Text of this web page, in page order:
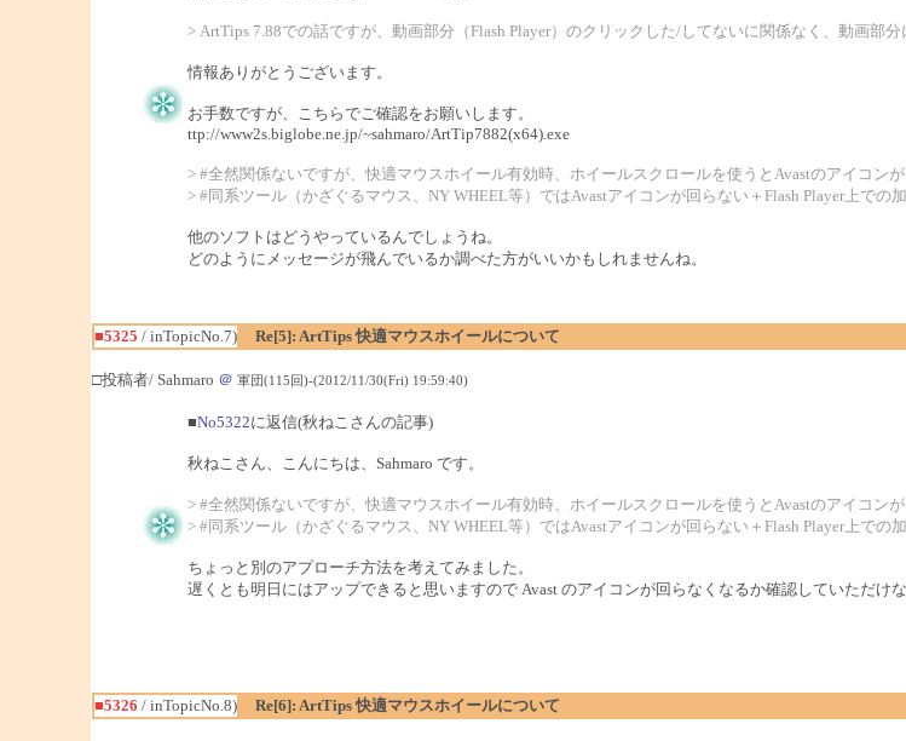
> ArtTips 7.88での話ですが、動画部分（Flash Player）のクリックした/してないに関係なく、動画部
情報ありがとうございます。
お手数ですが、こちらでご確認をお願いします。
ttp://www2s.biglobe.ne.jp/~sahmaro/ArtTip7882(x64).exe
> #全然関係ないですが、快適マウスホイール有効時、ホイールスクロールを使うとAvastのアイコン
> #同系ツール（かざぐるマウス、NY WHEEL等）ではAvastアイコンが回らない＋Flash Player上で
他のソフトはどうやっているんでしょうね。
どのようにメッセージが飛んでいるか調べた方がいいかもしれませんね。
■5325 / inTopicNo.7)
Re[5]: ArtTips 快適マウスホイールについて
□投稿者/ Sahmaro ＠ 軍団(115回)-(2012/11/30(Fri) 19:59:40)
■No5322に返信(秋ねこさんの記事)
秋ねこさん、こんにちは、Sahmaro です。
> #全然関係ないですが、快適マウスホイール有効時、ホイールスクロールを使うとAvastのアイコン
> #同系ツール（かざぐるマウス、NY WHEEL等）ではAvastアイコンが回らない＋Flash Player上で
ちょっと別のアプローチ方法を考えてみました。
遅くとも明日にはアップできると思いますので Avast のアイコンが回らなくなるか確認していただけ
■5326 / inTopicNo.8)
Re[6]: ArtTips 快適マウスホイールについて